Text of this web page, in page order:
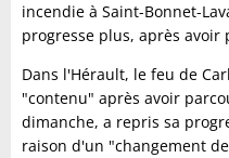
incendie à Saint-Bonnet-
progresse plus, après avoir
Dans l'Hérault, le feu de
"contenu" après avoir
dimanche, a repris sa
raison d'un "changement